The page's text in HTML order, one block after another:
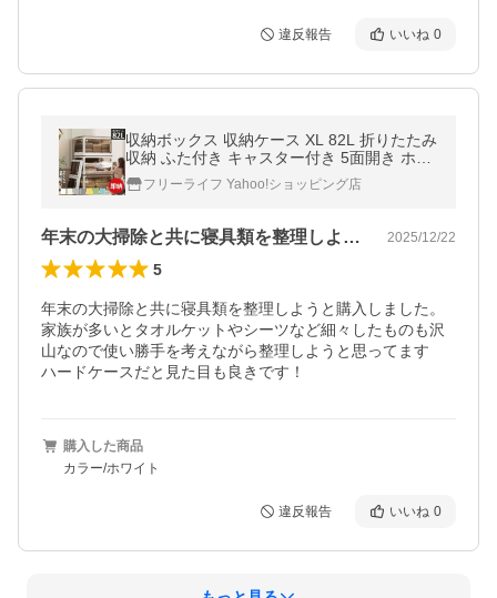
違反報告 いいね 0
収納ボックス 収納ケース XL 82L 折りたたみ
収納 ふた付き キャスター付き 5面開き ホワ
イト 白 おしゃれ プラスチック 衣装ケース
コンテナ ボックス 衣類
フリーライフ Yahoo!ショッピング店
年末の大掃除と共に寝具類を整理しようと… 2025/12/22
5
年末の大掃除と共に寝具類を整理しようと購入しました。
家族が多いとタオルケットやシーツなど細々したものも沢
山なので使い勝手を考えながら整理しようと思ってます
ハードケースだと見た目も良きです！
購入した商品
カラー/ホワイト
違反報告 いいね 0